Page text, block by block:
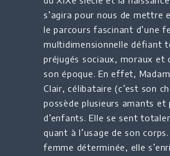
s’agira pour nous de mettre
le parcours fascinant d’une
multidimensionnelle défiant
préjugés sociaux, moraux et
son époque. En effet,
Clair, célibataire (c’est son
possède plusieurs amants et
d’enfants. Elle se sent
quant à l’usage de son corps.
femme déterminée, elle